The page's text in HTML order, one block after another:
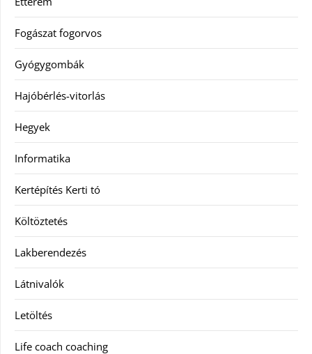
Fogászat fogorvos
Gyógygombák
Hajóbérlés-vitorlás
Hegyek
Informatika
Kertépítés Kerti tó
Költöztetés
Lakberendezés
Látnivalók
Letöltés
Life coach coaching